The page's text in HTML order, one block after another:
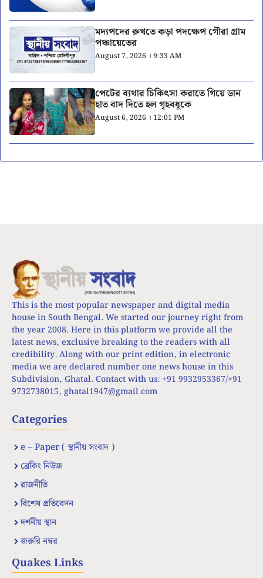
মদ্যপদের রুখতে কড়া পদক্ষেপ গৌরা গ্রাম
পঞ্চায়েতের
August 7, 2026 । 9:33 AM
পেটের ব্যথার চিকিৎসা করাতে গিয়ে ডান
হাত বাদ দিতে হল গৃহবধূকে
August 6, 2026 । 12:01 PM
This is the most popular newspaper and digital media
house in South Bengal. We started our journey right from
the year 2008. Here in this platform we provide all the
latest news, exclusive breaking to the readers with all
credibility. Along with our print edition, in electronic
media we are declared number one news house in this
Subdivision, Ghatal. Contact with us: +91 9932953367/+91
9732738015, ghatal1947@gmail.com
Categories
e – Paper ( স্থানীয় সংবাদ )
ব্রেকিং নিউজ
রাজনীতি
বিশেষ প্রতিবেদন
দর্শনীয় স্থান
জরুরি নম্বর
Quakes Links